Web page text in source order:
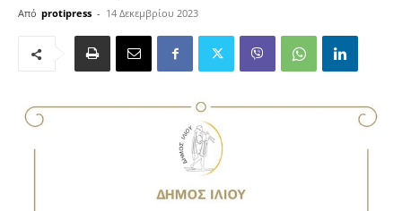
Από protipress - 14 Δεκεμβρίου 2023